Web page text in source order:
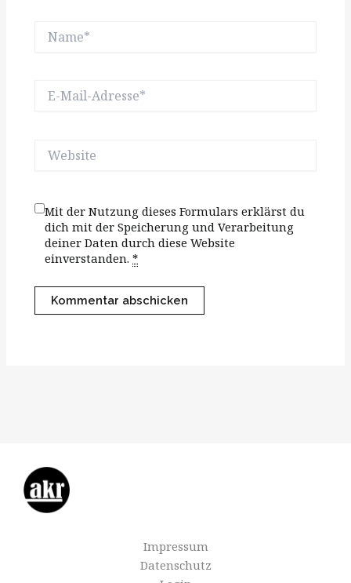
Mail-
Mit der Nutzung dieses Formulars erklärst du
dich mit der Speicherung und Verarbeitung
deiner Daten durch diese Website
einverstanden.*
Impressum
Datenschutz